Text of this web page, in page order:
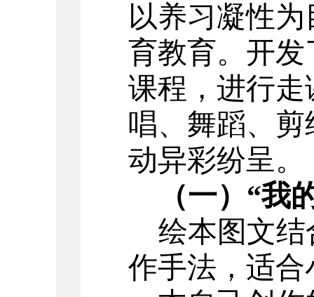
以养习凝性
育教育。开
课程，进行
唱、舞蹈、
动异彩纷呈。
（一） “我
绘本图文
作手法，适